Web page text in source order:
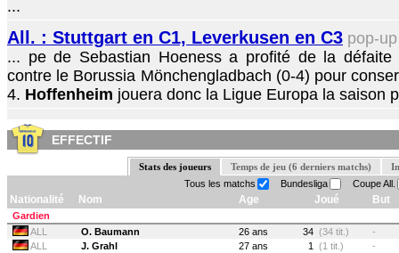
...
All. : Stuttgart en C1, Leverkusen en C3 pop-
... pe de Sebastian Hoeness a profité de la défaite
contre le Borussia Mönchengladbach (0-4) pour
4. Hoffenheim jouera donc la Ligue Europa la saison
EFFECTIF
Stats des joueurs Temps de jeu (6 derniers matchs)
Tous les matchs
Bundesliga Coupe All.
Nationalité Nom Age Joué But
Gardien
ALL
O. Baumann 26 ans 34 (34 tit.)
-
ALL
J. Grahl 27 ans 1 (1 tit.)
-